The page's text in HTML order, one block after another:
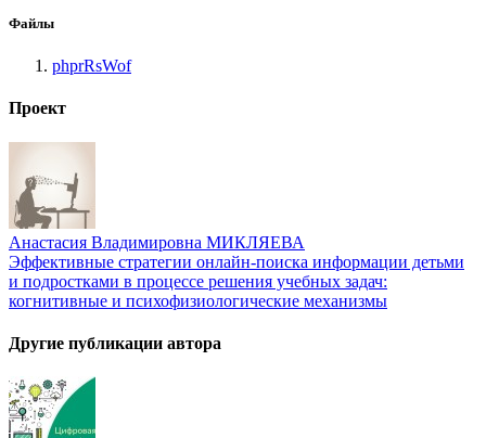
Файлы
phprRsWof
Проект
Анастасия Владимировна МИКЛЯЕВА
Эффективные стратегии онлайн-поиска информации детьми
и подростками в процессе решения учебных задач:
когнитивные и психофизиологические механизмы
Другие публикации автора